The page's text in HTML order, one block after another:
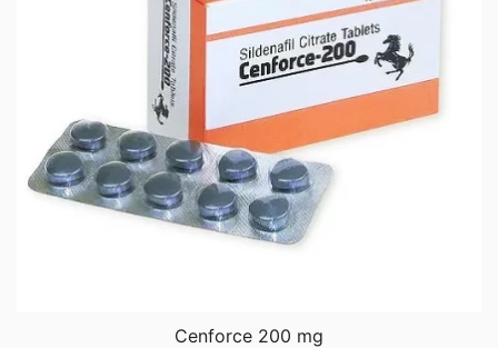
Cenforce 200 mg